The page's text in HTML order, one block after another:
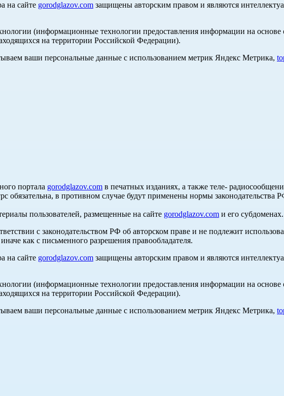
на сайте gorodglazov.com защищены авторским правом и являются
(информационные технологии предоставления информации на основе
на территории Российской Федерации).
ваши персональные данные с использованием метрик Яндекс Метрика,
портала gorodglazov.com в печатных изданиях, а также теле-
обязательна, в противном случае будут применены нормы
пользователей, размещенные на сайте gorodglazov.com и его субдоменах.
с законодательством РФ об авторском праве и не подлежит
как с письменного разрешения правообладателя.
на сайте gorodglazov.com защищены авторским правом и являются
(информационные технологии предоставления информации на основе
на территории Российской Федерации).
ваши персональные данные с использованием метрик Яндекс Метрика,